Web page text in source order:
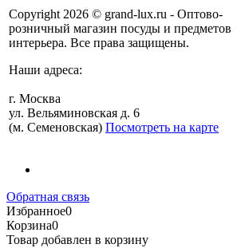
Copyright 2026 © grand-lux.ru - Оптово-
розничный магазин посуды и предметов
интерьера. Все права защищены.
Наши адреса:
г. Москва
ул. Вельяминовская д. 6
(м. Семеновская) Посмотреть на карте
Обратная связь
Избранное0
Корзина0
Товар добавлен в корзину